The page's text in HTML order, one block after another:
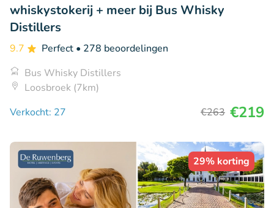
whiskystokerij + meer bij Bus Whisky
Distillers
9.7 Perfect • 278 beoordelingen
Bus Whisky Distillers
Loosbroek (7km)
Verkocht: 27
€263 €219
29% korting